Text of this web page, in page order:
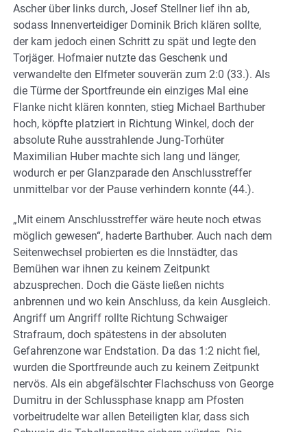
Ascher über links durch, Josef Stellner lief ihn ab,
sodass Innenverteidiger Dominik Brich klären sollte,
der kam jedoch einen Schritt zu spät und legte den
Torjäger. Hofmaier nutzte das Geschenk und
verwandelte den Elfmeter souverän zum 2:0 (33.). Als
die Türme der Sportfreunde ein einziges Mal eine
Flanke nicht klären konnten, stieg Michael Barthuber
hoch, köpfte platziert in Richtung Winkel, doch der
absolute Ruhe ausstrahlende Jung-Torhüter
Maximilian Huber machte sich lang und länger,
wodurch er per Glanzparade den Anschlusstreffer
unmittelbar vor der Pause verhindern konnte (44.).
„Mit einem Anschlusstreffer wäre heute noch etwas
möglich gewesen“, haderte Barthuber. Auch nach dem
Seitenwechsel probierten es die Innstädter, das
Bemühen war ihnen zu keinem Zeitpunkt
abzusprechen. Doch die Gäste ließen nichts
anbrennen und wo kein Anschluss, da kein Ausgleich.
Angriff um Angriff rollte Richtung Schwaiger
Strafraum, doch spätestens in der absoluten
Gefahrenzone war Endstation. Da das 1:2 nicht fiel,
wurden die Sportfreunde auch zu keinem Zeitpunkt
nervös. Als ein abgefälschter Flachschuss von George
Dumitru in der Schlussphase knapp am Pfosten
vorbeitrudelte war allen Beteiligten klar, dass sich